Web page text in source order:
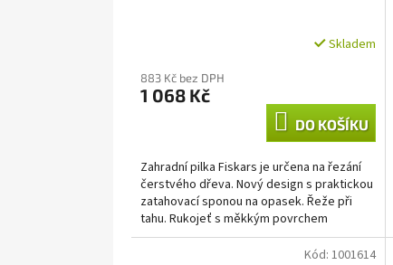
Skladem
883 Kč bez DPH
1 068 Kč
DO KOŠÍKU
Zahradní pilka Fiskars je určena na řezání
čerstvého dřeva. Nový design s praktickou
zatahovací sponou na opasek. Řeže při
tahu. Rukojeť s měkkým povrchem
SoftGrip™ pro pevný a...
Kód: 1001614